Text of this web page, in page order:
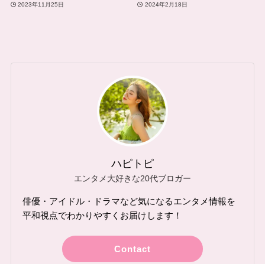
2023年11月25日 2024年2月18日
ハピトピ
エンタメ大好きな20代ブロガー
俳優・アイドル・ドラマなど気になるエンタメ情報を
平和視点でわかりやすくお届けします！
Contact